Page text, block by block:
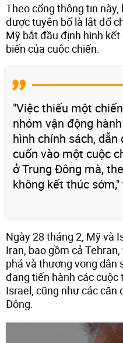
Theo cổng thông tin
được tuyên bố là lật đổ
Mỹ bắt đầu định hình
biến của cuộc chiến.
"Việc thiếu một
nhóm vận động
hình chính sách,
cuốn vào một cuộc
ở Trung Đông mà,
không kết thúc
Ngày 28 tháng 2, Mỹ và
Iran, bao gồm cả
phá và thương vong dân
đang tiến hành các
Israel, cũng như các căn
Đông.